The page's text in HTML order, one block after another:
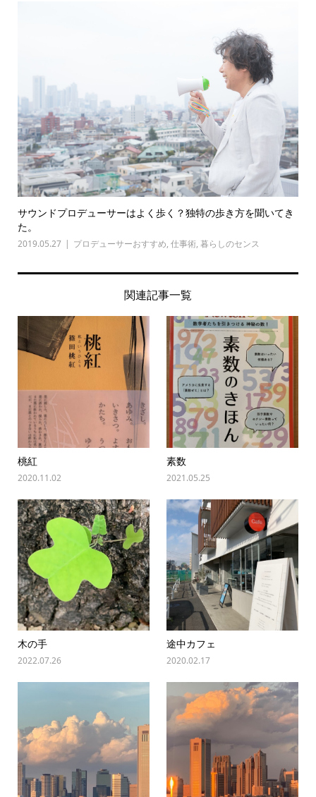
サウンドプロデューサーはよく歩く？独特の歩き方を聞いてき
た。
2019.05.27 プロデューサーおすすめ, 仕事術, 暮らしのセンス
関連記事一覧
桃紅
2020.11.02
素数
2021.05.25
木の手
2022.07.26
途中カフェ
2020.02.17